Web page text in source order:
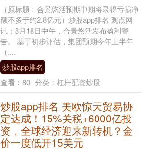
（原标题：合景悠活预期中期将录得亏损净
额不多于约2.8亿元）炒股app排名 观点网
讯：8月18日中午，合景悠活发布盈利警
告。 基于初步评估，集团预期今年上半年
（....
炒股app排名
查看： 80 分类： 杠杆配资炒股
炒股app排名 美欧惊天贸易协
定达成！15%关税+6000亿投
资，全球经济迎来新转机？金
价一度低开15美元